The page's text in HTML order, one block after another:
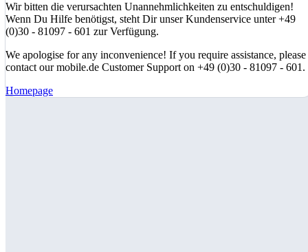
Wir bitten die verursachten Unannehmlichkeiten zu entschuldigen!
Wenn Du Hilfe benötigst, steht Dir unser Kundenservice unter +49
(0)30 - 81097 - 601 zur Verfügung.
We apologise for any inconvenience! If you require assistance, please
contact our mobile.de Customer Support on +49 (0)30 - 81097 - 601.
Homepage